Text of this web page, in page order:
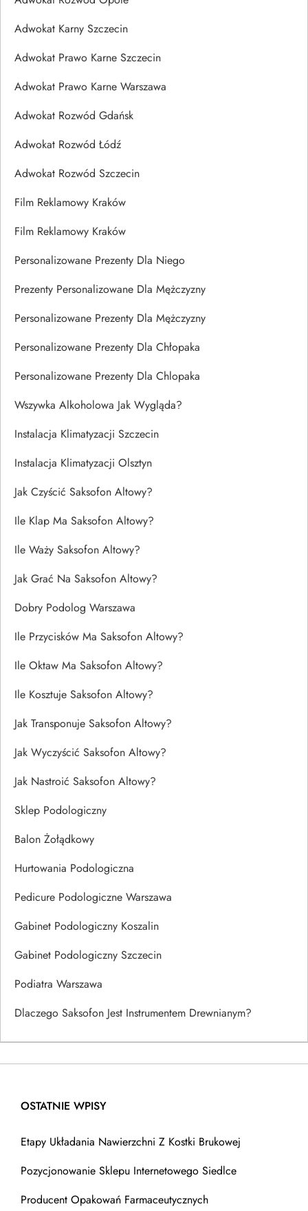
Adwokat Karny Szczecin
Adwokat Prawo Karne Szczecin
Adwokat Prawo Karne Warszawa
Adwokat Rozwód Gdańsk
Adwokat Rozwód Łódź
Adwokat Rozwód Szczecin
Film Reklamowy Kraków
Film Reklamowy Kraków
Personalizowane Prezenty Dla Niego
Prezenty Personalizowane Dla Mężczyzny
Personalizowane Prezenty Dla Mężczyzny
Personalizowane Prezenty Dla Chłopaka
Personalizowane Prezenty Dla Chlopaka
Wszywka Alkoholowa Jak Wygląda?
Instalacja Klimatyzacji Szczecin
Instalacja Klimatyzacji Olsztyn
Jak Czyścić Saksofon Altowy?
Ile Klap Ma Saksofon Altowy?
Ile Waży Saksofon Altowy?
Jak Grać Na Saksofon Altowy?
Dobry Podolog Warszawa
Ile Przycisków Ma Saksofon Altowy?
Ile Oktaw Ma Saksofon Altowy?
Ile Kosztuje Saksofon Altowy?
Jak Transponuje Saksofon Altowy?
Jak Wyczyścić Saksofon Altowy?
Jak Nastroić Saksofon Altowy?
Sklep Podologiczny
Balon Żołądkowy
Hurtowania Podologiczna
Pedicure Podologiczne Warszawa
Gabinet Podologiczny Koszalin
Gabinet Podologiczny Szczecin
Podiatra Warszawa
Dlaczego Saksofon Jest Instrumentem Drewnianym?
OSTATNIE WPISY
Etapy Układania Nawierzchni Z Kostki Brukowej
Pozycjonowanie Sklepu Internetowego Siedlce
Producent Opakowań Farmaceutycznych